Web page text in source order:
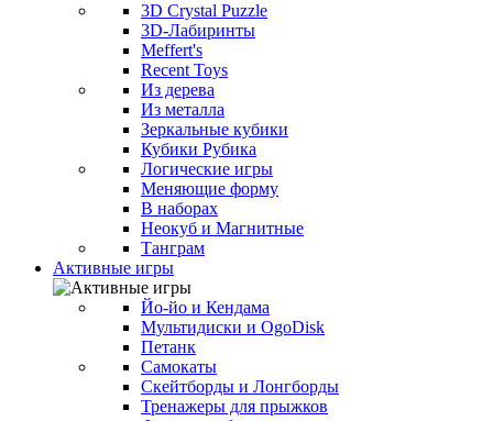
3D Crystal Puzzle
3D-Лабиринты
Meffert's
Recent Toys
Из дерева
Из металла
Зеркальные кубики
Кубики Рубика
Логические игры
Меняющие форму
В наборах
Неокуб и Магнитные
Танграм
Активные игры
Йо-йо и Кендама
Мультидиски и OgoDisk
Петанк
Самокаты
Скейтборды и Лонгборды
Тренажеры для прыжков